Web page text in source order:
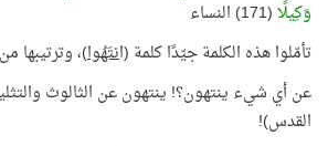
وَكِيلًا(171) النساء
تأمّلوا هذه الكلمة جيّدًا كلمة (انتَهُوا)، وترتيبها
عن أي شيء ينتهون؟! ينتهون عن الثالوث
القدس)!